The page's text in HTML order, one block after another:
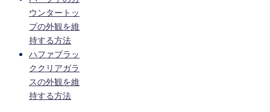
ウンタートッ
プの外観を維
持する方法
ハファブラッ
ククリアガラ
スの外観を維
持する方法